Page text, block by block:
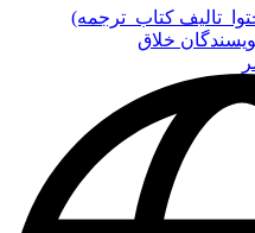
کتاب_ترجمه)
خلاق